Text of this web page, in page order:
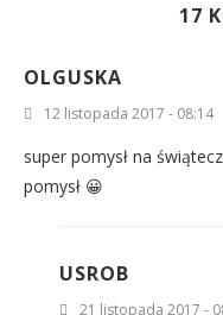
17
OLGUSKA
12 listopada 2017 - 08:14
super pomysł na
pomysł 😀
USROB
21 listopada 2017 -